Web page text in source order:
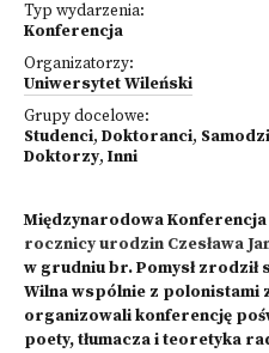
Typ wydarzenia:
Konferencja
Organizatorzy:
Uniwersytet Wileński
Grupy docelowe:
Studenci, Doktoranci,
Doktorzy, Inni
Międzynarodowa
rocznicy urodzin Czesława
w grudniu br. Pomysł zrodził
Wilna wspólnie z polonistami
organizowali konferencję
poety, tłumacza i teoretyka